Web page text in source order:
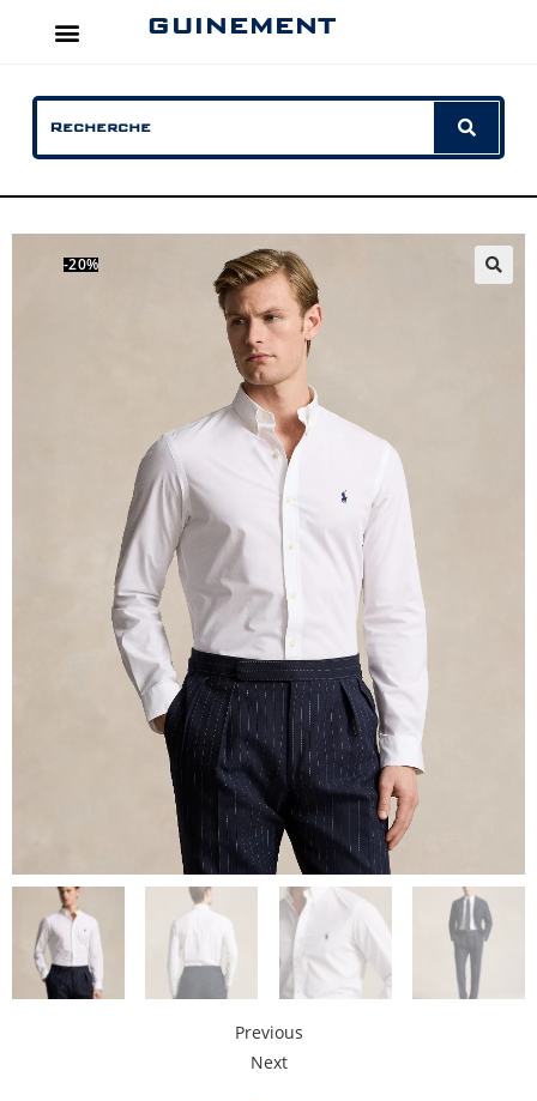
GUINEMENT
-20%
Previous
Next